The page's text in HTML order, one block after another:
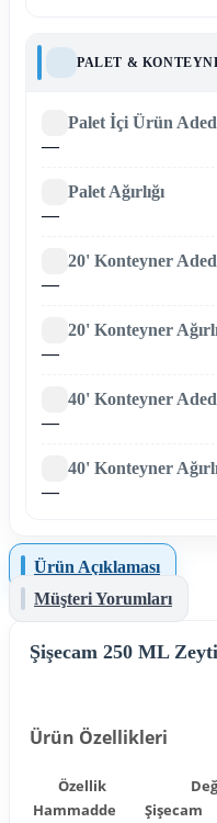
PALET &
Palet İçi Ürün
—
Palet Ağırlığı
—
20' Konteyner
—
20' Konteyner
—
40' Konteyner
—
40' Konteyner
—
Ürün Açıklaması
Müşteri Yorumları
Şişecam 250 ML
Ürün Özellikleri
Özellik
Hammadde
Şişecam